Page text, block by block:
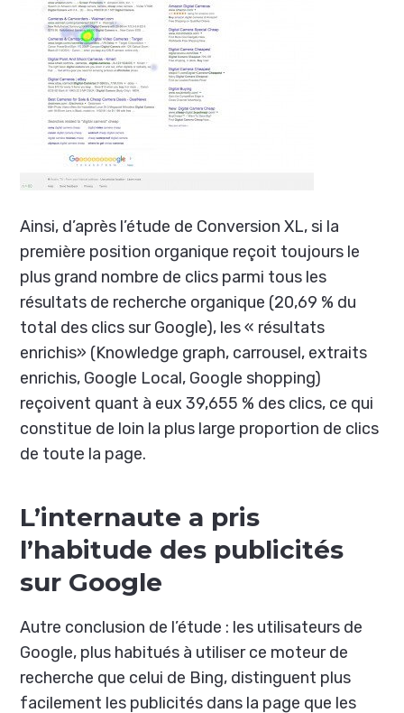
Ainsi, d’après l’étude de Conversion XL, si la
première position organique reçoit toujours le
plus grand nombre de clics parmi tous les
résultats de recherche organique (20,69 % du
total des clics sur Google), les « résultats
enrichis» (Knowledge graph, carrousel, extraits
enrichis, Google Local, Google shopping)
reçoivent quant à eux 39,655 % des clics, ce qui
constitue de loin la plus large proportion de clics
de toute la page.
L’internaute a pris
l’habitude des publicités
sur Google
Autre conclusion de l’étude : les utilisateurs de
Google, plus habitués à utiliser ce moteur de
recherche que celui de Bing, distinguent plus
facilement les publicités dans la page que les